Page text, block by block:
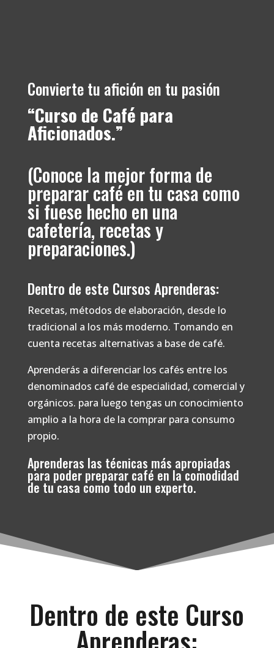
Convierte tu afición en tu pasión
“Curso de Café para
Aficionados.”
(Conoce la mejor forma de
preparar café en tu casa como
si fuese hecho en una
cafetería, recetas y
preparaciones.)
Dentro de este Cursos Aprenderas:
Recetas, métodos de elaboración, desde lo
tradicional a los más moderno. Tomando en
cuenta recetas alternativas a base de café.
Aprenderás a diferenciar los cafés entre los
denominados café de especialidad, comercial y
orgánicos. para luego tengas un conocimiento
amplio a la hora de la comprar para consumo
propio.
Aprenderas las técnicas más apropiadas
para poder preparar café en la comodidad
de tu casa como todo un experto.
Dentro de este Curso